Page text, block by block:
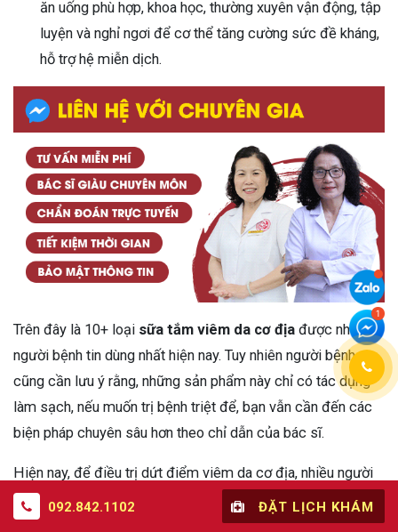
ăn uống phù hợp, khoa học, thường xuyên vận động, tập
luyện và nghỉ ngơi để cơ thể tăng cường sức đề kháng,
hỗ trợ hệ miễn dịch.
Trên đây là 10+ loại sữa tắm viêm da cơ địa được nhiều
người bệnh tin dùng nhất hiện nay. Tuy nhiên người bệnh
cũng cần lưu ý rằng, những sản phẩm này chỉ có tác dụng
làm sạch, nếu muốn trị bệnh triệt để, bạn vẫn cần đến các
biện pháp chuyên sâu hơn theo chỉ dẫn của bác sĩ.
Hiện nay, để điều trị dứt điểm viêm da cơ địa, nhiều người
tìm đến giải pháp toàn diện từ thảo dược tự nhiên. Trong đó,
nổi bật hàng đầu là bài thuốc đặc trị viêm da cơ địa Nhất
092.842.1102 ĐẶT LỊCH KHÁM